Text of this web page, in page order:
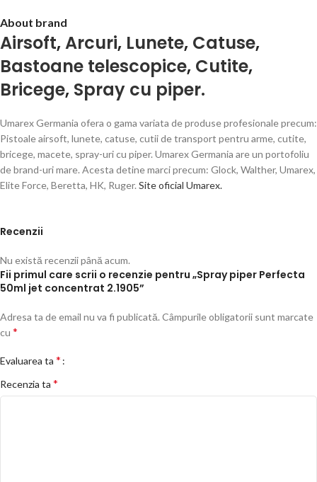
About brand
Airsoft,Arcuri, Lunete, Catuse,
Bastoane telescopice, Cutite,
Bricege, Spray cu piper.
Umarex Germania ofera o gama variata de produse profesionale precum:
Pistoale airsoft, lunete, catuse, cutii de transport pentru arme, cutite,
bricege, macete, spray-uri cu piper. Umarex Germania are un portofoliu
de brand-uri mare. Acesta detine marci precum: Glock, Walther, Umarex,
Elite Force, Beretta, HK, Ruger. Site oficial Umarex.
Recenzii
Nu există recenzii până acum.
Fii primul care scrii o recenzie pentru „Spray piper Perfecta
50ml jet concentrat 2.1905”
Adresa ta de email nu va fi publicată. Câmpurile obligatorii sunt marcate
cu *
Evaluarea ta *
Recenzia ta *